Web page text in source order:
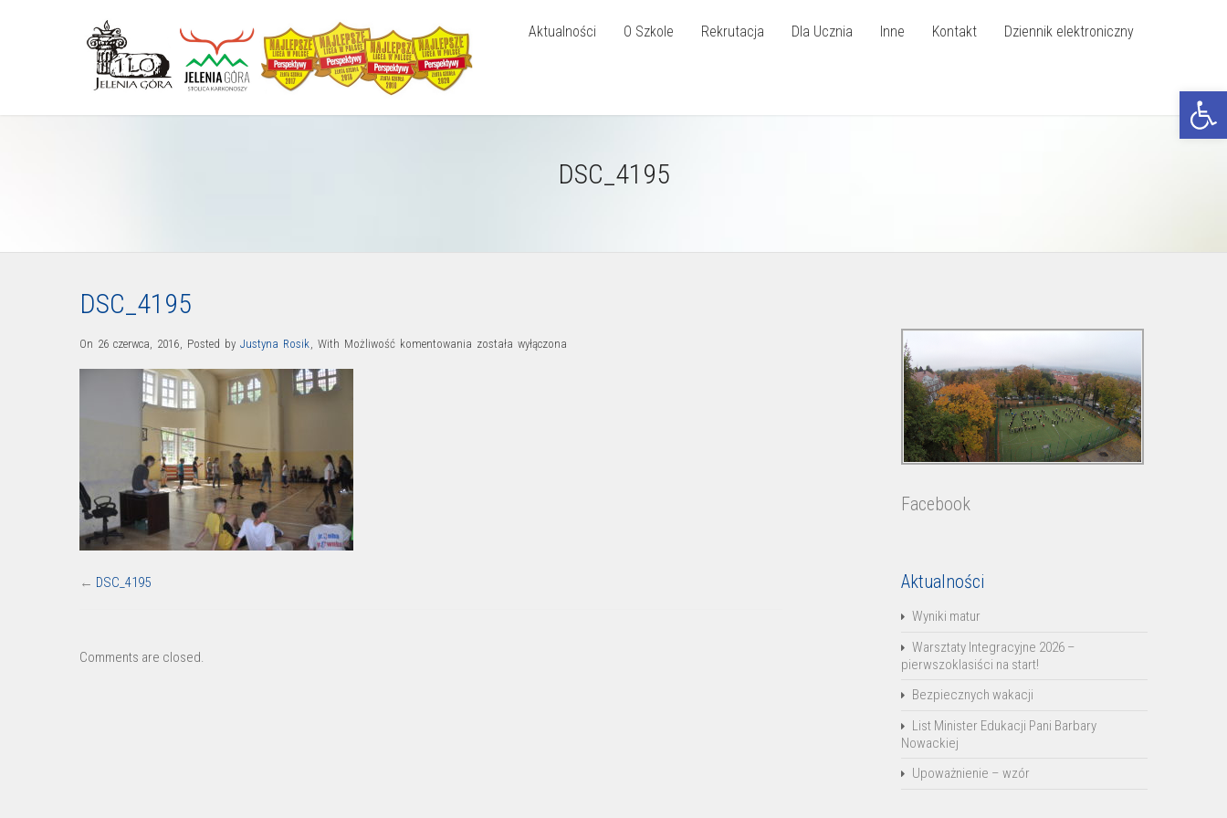
Otwórz
Aktualności O Szkole Rekrutacja Dla Ucznia Inne Kontakt Dziennik elektroniczny
DSC_4195
DSC_4195
On 26 czerwca, 2016, Posted by Justyna Rosik, With Możliwość komentowania DSC_4195
została wyłączona
← DSC_4195
Comments are closed.
Facebook
Aktualności
Wyniki matur
Warsztaty Integracyjne 2026 –
pierwszoklasiści na start!
Bezpiecznych wakacji
List Minister Edukacji Pani Barbary
Nowackiej
Upoważnienie – wzór